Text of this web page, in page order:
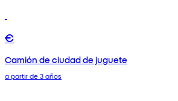
€
Camión de ciudad de juguete
a partir de 3 años